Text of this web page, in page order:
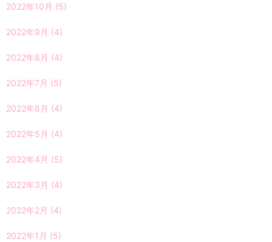
2022年10月 (5)
2022年9月 (4)
2022年8月 (4)
2022年7月 (5)
2022年6月 (4)
2022年5月 (4)
2022年4月 (5)
2022年3月 (4)
2022年2月 (4)
2022年1月 (5)